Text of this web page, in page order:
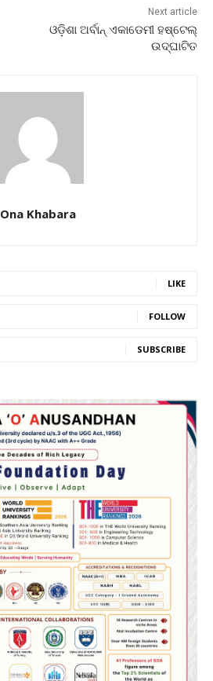
Next article
ଓଡ଼ିଶା ଅର୍ବାନ୍ ଏକାଡେମୀ ହଷ୍ଟେଲ୍
ଉଦ୍‌ଘାଟିତ
Ona Khabara
LIKE
FOLLOW
SUBSCRIBE